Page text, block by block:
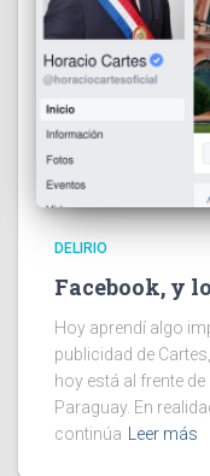
DELIRIO
Facebook, y
Hoy aprendí algo
publicidad de
hoy está al frente
Paraguay. En
continúa
Leer más